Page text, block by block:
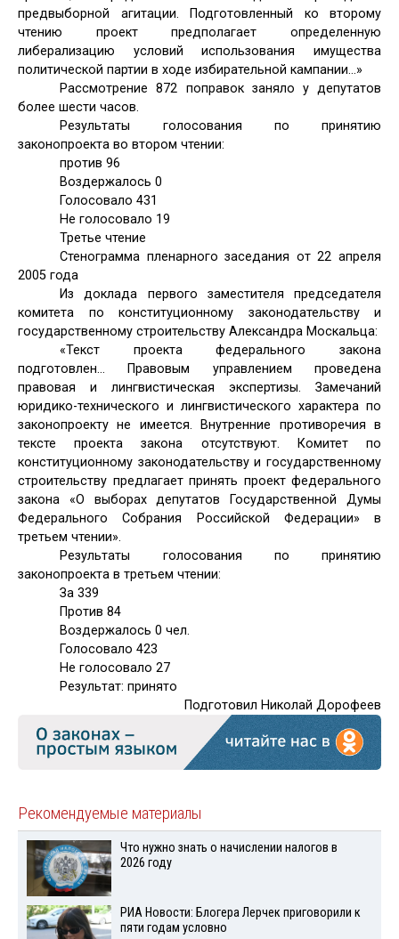
предвыборной агитации. Подготовленный ко второму
чтению проект предполагает определенную
либерализацию условий использования имущества
политической партии в ходе избирательной кампании…»
Рассмотрение 872 поправок заняло у депутатов
более шести часов.
Результаты голосования по принятию
законопроекта во втором чтении:
против 96
Воздержалось 0
Голосовало 431
Не голосовало 19
Третье чтение
Стенограмма пленарного заседания от 22 апреля
2005 года
Из доклада первого заместителя председателя
комитета по конституционному законодательству и
государственному строительству Александра Москальца:
«Текст проекта федерального закона
подготовлен… Правовым управлением проведена
правовая и лингвистическая экспертизы. Замечаний
юридико-технического и лингвистического характера по
законопроекту не имеется. Внутренние противоречия в
тексте проекта закона отсутствуют. Комитет по
конституционному законодательству и государственному
строительству предлагает принять проект федерального
закона «О выборах депутатов Государственной Думы
Федерального Собрания Российской Федерации» в
третьем чтении».
Результаты голосования по принятию
законопроекта в третьем чтении:
За 339
Против 84
Воздержалось 0 чел.
Голосовало 423
Не голосовало 27
Результат: принято
Подготовил Николай Дорофеев
Рекомендуемые материалы
Что нужно знать о начислении налогов в
2026 году
РИА Новости: Блогера Лерчек приговорили к
пяти годам условно